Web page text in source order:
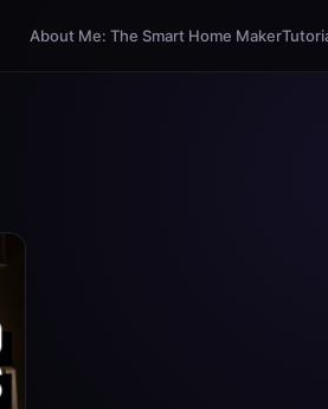
About Me: The Smart Home Maker